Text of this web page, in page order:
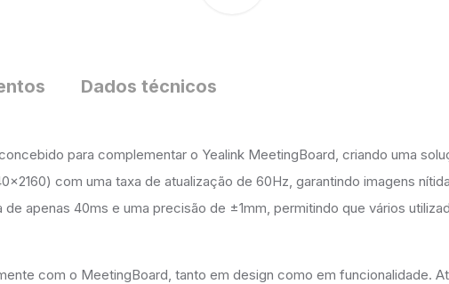
Dados técnicos
para complementar o Yealink MeetingBoard, criando uma
com uma taxa de atualização de 60Hz, garantindo imagens
apenas 40ms e uma precisão de ±1mm, permitindo que vários
com o MeetingBoard, tanto em design como em funcionalidade.